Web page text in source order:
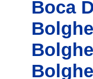
Boca